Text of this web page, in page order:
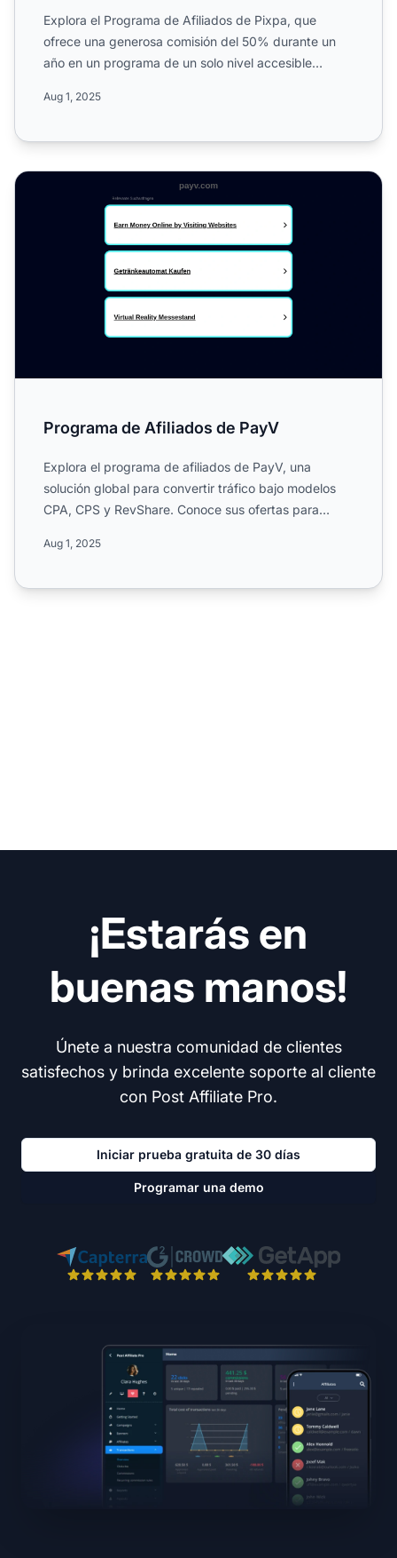
Explora el Programa de Afiliados de Pixpa, que
ofrece una generosa comisión del 50% durante un
año en un programa de un solo nivel accesible
Aug 1, 2025
Programa de Afiliados de PayV
Programa de Afiliados de PayV
Explora el programa de afiliados de PayV, una
solución global para convertir tráfico bajo modelos
CPA, CPS y RevShare. Conoce sus ofertas para
Aug 1, 2025
¡Estarás en
buenas manos!
Únete a nuestra comunidad de clientes
satisfechos y brinda excelente soporte al cliente
con Post Affiliate Pro.
Iniciar prueba gratuita de 30 días
Programar una demo